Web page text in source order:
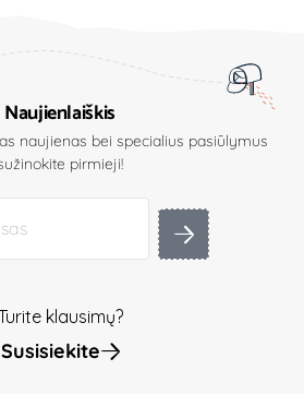
Naujienlaiškis
naujienas bei specialius pasiūlymus
pirmieji!
klausimų?
Susisiekite